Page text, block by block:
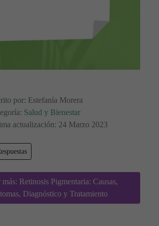
por: Estefanía Morera
Salud y Bienestar
actualización: 24 Marzo 2023
más: Retinosis Pigmentaria: Causas,
Diagnóstico y Tratamiento